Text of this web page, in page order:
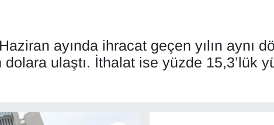
ayında ihracat geçen yılın aynı
ulaştı. İthalat ise yüzde 15,3’lük